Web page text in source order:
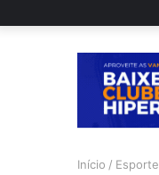
Início / Esporte